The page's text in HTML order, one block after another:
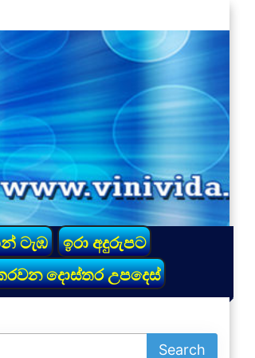
ටැඹ
ඉරා අදුරුපට
දොස්තර උපදෙස්